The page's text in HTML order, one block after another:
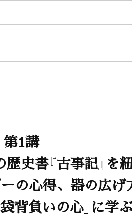
第1講
史書『古事記』を
の心得、器の広げ
背負いの心」に学ぶ